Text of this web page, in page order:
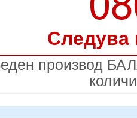
Следува
производ